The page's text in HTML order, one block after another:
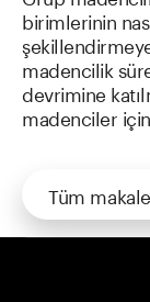
birimlerinin
madencilik
devrimine
madenciler
Tüm